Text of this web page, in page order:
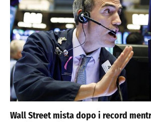
Wall Street mista dopo i record